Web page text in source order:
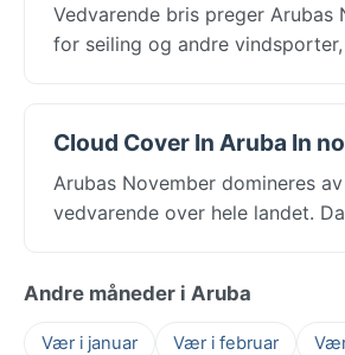
Vedvarende bris preger
for seiling og andre
Cloud Cover In Aruba In
Arubas November domineres
vedvarende over hele landet.
Andre måneder i Aruba
Vær i januar Vær i februar